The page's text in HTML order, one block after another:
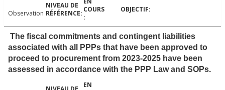
Observation
The fiscal commitments and contingent liabilities
associated with all PPPs that have been approved to
proceed to procurement from 2023-2025 have been
assessed in accordance with the PPP Law and SOPs.